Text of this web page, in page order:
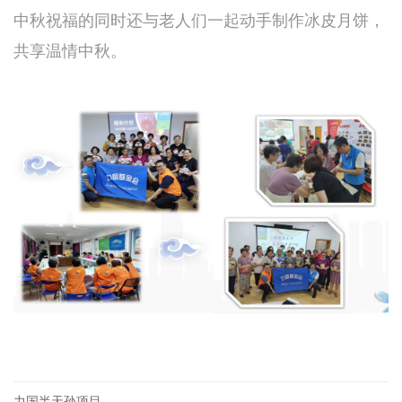
中秋祝福的同时还与老人们一起动手制作冰皮月饼，
共享温情中秋。